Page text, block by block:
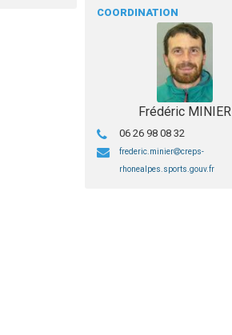
COORDINATION
Frédéric MINIER
06 26 98 08 32
frederic.minier
creps-
rhonealpes.sports.gouv.fr